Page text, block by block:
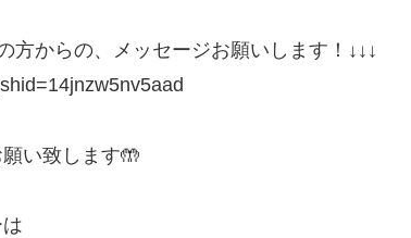
方からの、メッセージお願いします！↓↓↓
い致します🤲